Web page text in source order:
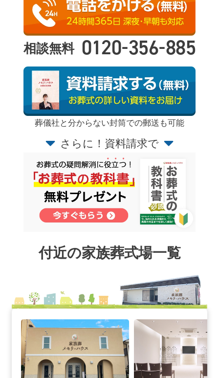
相談無料 0120-356-885
葬儀社と分からない封筒での郵送も可能
さらに！資料請求で
付近の家族葬式場一覧